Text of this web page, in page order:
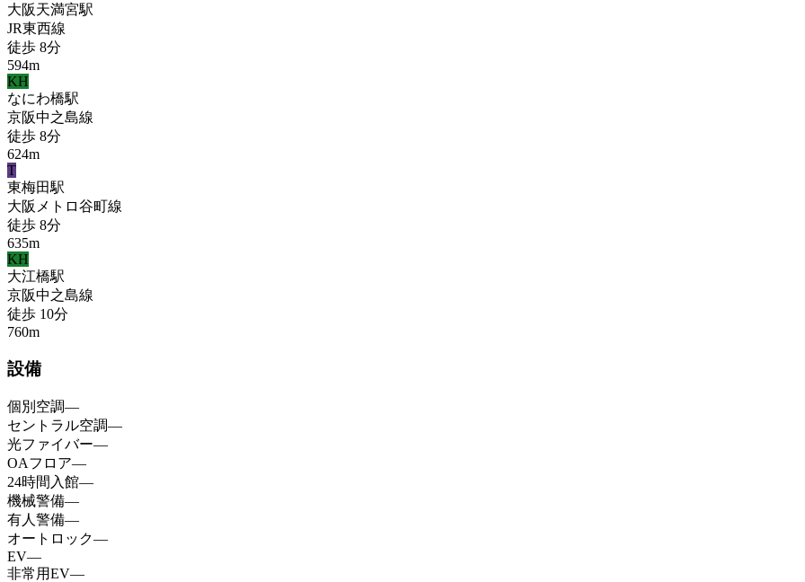
大阪天満宮駅
JR東西線
徒歩 8分
594m
KH
なにわ橋駅
京阪中之島線
徒歩 8分
624m
T
東梅田駅
大阪メトロ谷町線
徒歩 8分
635m
KH
大江橋駅
京阪中之島線
徒歩 10分
760m
設備
個別空調—
セントラル空調—
光ファイバー—
OAフロア—
24時間入館—
機械警備—
有人警備—
オートロック—
EV—
非常用EV—